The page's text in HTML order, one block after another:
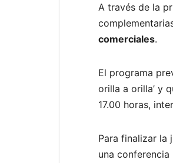
A través de la
comerciales.
El programa
orilla a orilla’ y
17.00 horas,
Para finalizar la
una